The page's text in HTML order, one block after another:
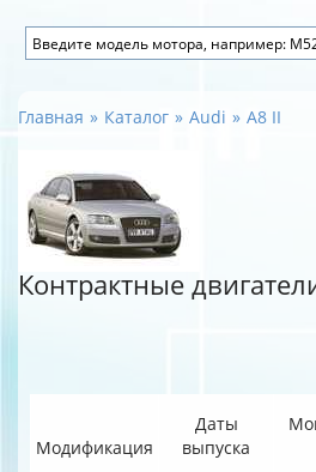
Главная Каталог Audi A8 II
Контрактные
Модификация
Даты
выпуска